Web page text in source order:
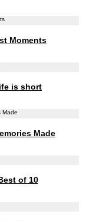
Moments
is short
Made
of 10